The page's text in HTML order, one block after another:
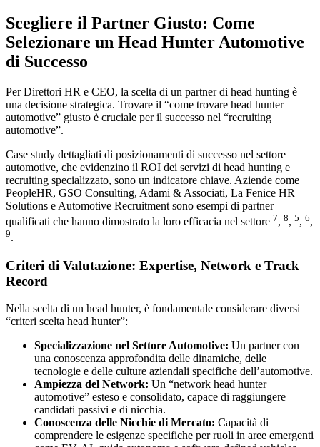
Scegliere il Partner Giusto: Come
Selezionare un Head Hunter Automotive
di Successo
Per Direttori HR e CEO, la scelta di un partner di head hunting è
una decisione strategica. Trovare il “come trovare head hunter
automotive” giusto è cruciale per il successo nel “recruiting
automotive”.
Case study dettagliati di posizionamenti di successo nel settore
automotive, che evidenzino il ROI dei servizi di head hunting e
recruiting specializzato, sono un indicatore chiave. Aziende come
PeopleHR, GSO Consulting, Adami & Associati, La Fenice HR
Solutions e Automotive Recruitment sono esempi di partner
qualificati che hanno dimostrato la loro efficacia nel settore 7, 8, 5, 6,
9.
Criteri di Valutazione: Expertise, Network e Track
Record
Nella scelta di un head hunter, è fondamentale considerare diversi
“criteri scelta head hunter”:
Specializzazione nel Settore Automotive: Un partner con
una conoscenza approfondita delle dinamiche, delle
tecnologie e delle culture aziendali specifiche dell’automotive.
Ampiezza del Network: Un “network head hunter
automotive” esteso e consolidato, capace di raggiungere
candidati passivi e di nicchia.
Conoscenza delle Nicchie di Mercato: Capacità di
comprendere le esigenze specifiche per ruoli in aree emergenti